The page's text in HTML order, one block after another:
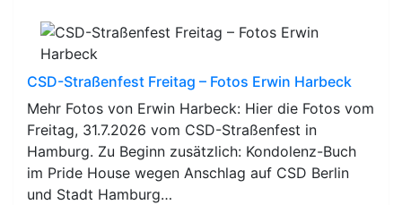
CSD-Straßenfest Freitag – Fotos Erwin Harbeck
Mehr Fotos von Erwin Harbeck: Hier die Fotos vom
Freitag, 31.7.2026 vom CSD-Straßenfest in
Hamburg. Zu Beginn zusätzlich: Kondolenz-Buch
im Pride House wegen Anschlag auf CSD Berlin
und Stadt Hamburg…